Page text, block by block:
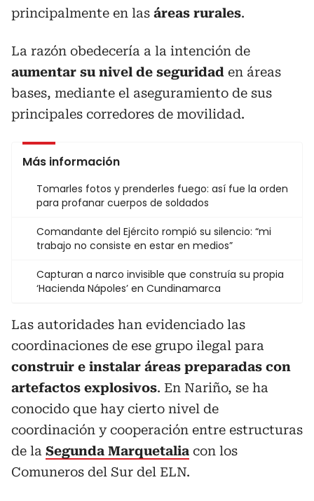
principalmente en las áreas rurales.
La razón obedecería a la intención de
aumentar su nivel de seguridad en áreas
bases, mediante el aseguramiento de sus
principales corredores de movilidad.
Más información
Tomarles fotos y prenderles fuego: así fue la orden
para profanar cuerpos de soldados
Comandante del Ejército rompió su silencio: “mi
trabajo no consiste en estar en medios”
Capturan a narco invisible que construía su propia
‘Hacienda Nápoles’ en Cundinamarca
Las autoridades han evidenciado las
coordinaciones de ese grupo ilegal para
construir e instalar áreas preparadas con
artefactos explosivos. En Nariño, se ha
conocido que hay cierto nivel de
coordinación y cooperación entre estructuras
de la Segunda Marquetalia con los
Comuneros del Sur del ELN.